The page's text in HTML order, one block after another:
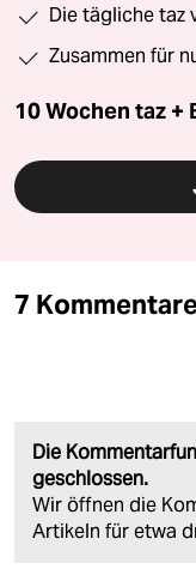
Die tägliche taz
Zusammen für
10 Wochen taz +
7 Kommentare
Die
geschlossen.
Wir öffnen die
Artikeln für etwa